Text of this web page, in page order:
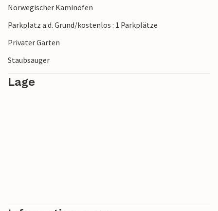
Norwegischer Kaminofen
Parkplatz a.d. Grund/kostenlos : 1 Parkplätze
Privater Garten
Staubsauger
Lage